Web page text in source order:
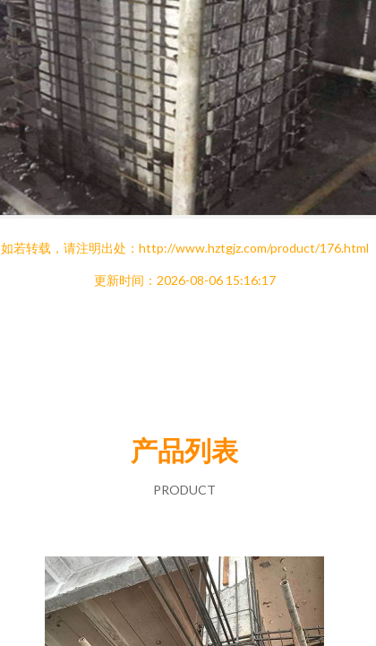
如若转载，请注明出处：http://www.hztgjz.com/product/176.html
更新时间：2026-08-06 15:16:17
产品列表
PRODUCT